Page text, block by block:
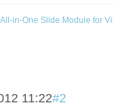
All-in-One Slide Module for
11:22#2